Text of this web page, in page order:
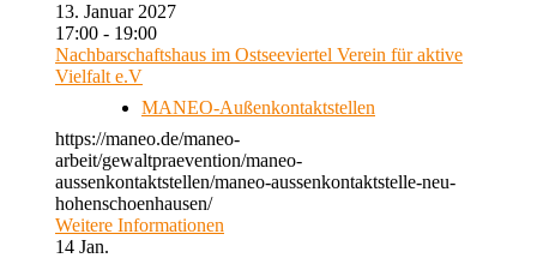
13. Januar 2027
17:00 - 19:00
Nachbarschaftshaus im Ostseeviertel Verein für aktive
Vielfalt e.V
MANEO-Außenkontaktstellen
https://maneo.de/maneo-
arbeit/gewaltpraevention/maneo-
aussenkontaktstellen/maneo-aussenkontaktstelle-neu-
hohenschoenhausen/
Weitere Informationen
14 Jan.